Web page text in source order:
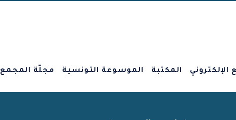
الإلكتروني المكتبة الموسوعة التونسية مجلّة المجمع